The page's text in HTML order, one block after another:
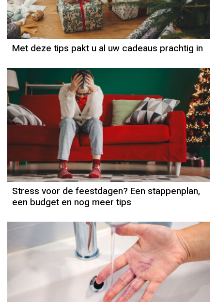
Met deze tips pakt u al uw cadeaus prachtig in
Stress voor de feestdagen? Een stappenplan,
een budget en nog meer tips